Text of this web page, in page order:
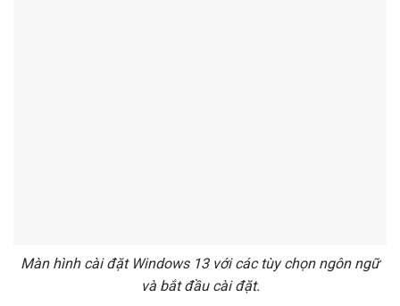
Màn hình cài đặt Windows 13 với các tùy chọn ngôn ngữ
và bắt đầu cài đặt.